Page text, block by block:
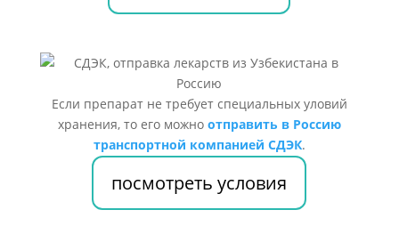
Если препарат не требует специальных уловий
хранения, то его можно отправить в Россию
транспортной компанией СДЭК.
посмотреть условия